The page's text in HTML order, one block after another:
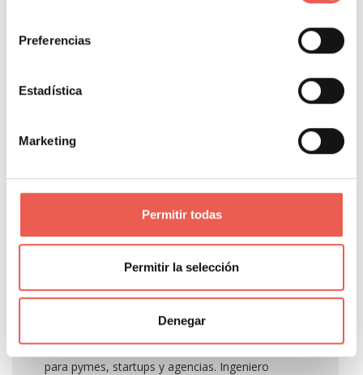
Preferencias
Estadística
Marketing
Permitir todas
Permitir la selección
Denegar
About Author
Negocios. Consultor de analítica digital con 14
años de experiencia en GA4, GTM, BigQuery y
Looker Studio para empresas como Salvat,
Girbau, Molins o Rosa Clará, y COO Fraccional
para pymes, startups y agencias. Ingeniero